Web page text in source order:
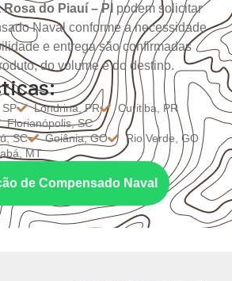
Rosa do Piauí – PI podem solicitar
Naval conforme a necessidade
e entrega são confirmadas
do volume e do destino.
Londrina, PR
Curitiba, PR
Florianópolis, SC
SC
Goiânia, GO
Rio Verde, GO
MT
de Compensado Naval